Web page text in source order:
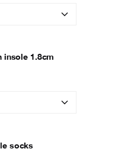
insole 1.8cm
socks